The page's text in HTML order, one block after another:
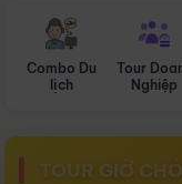
Combo Du
lịch
Tour
Nghiệp
TOUR GIỜ